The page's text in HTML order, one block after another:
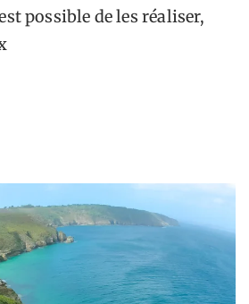
possible de les réaliser,